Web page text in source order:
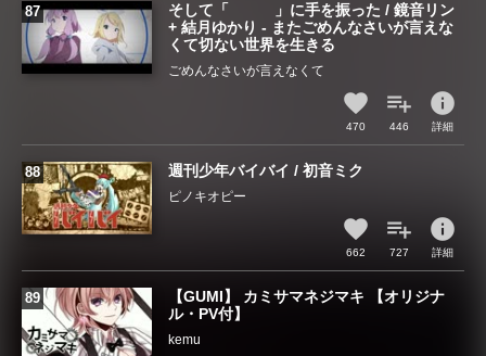
そして「 」に手を振った / 鏡音リン
+ 結月ゆかり - またごめんなさいが言えな
くて切ない世界を生きる
ごめんなさいが言えなくて
470 446
info
詳細
週刊少年バイバイ / 初音ミク
ピノキオピー
662 727
info
詳細
【GUMI】 カミサマネジマキ 【オリジナ
ル・PV付】
kemu